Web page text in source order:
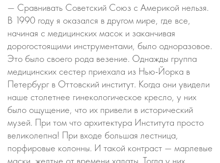
— Сравнивать Советский Союз с Америкой нельзя.
В 1990 году я оказался в другом мире, где все,
начиная с медицинских масок и заканчивая
дорогостоящими инструментами, было одноразовое.
Это было своего рода везение. Однажды группа
медицинских сестер приехала из Нью-Йорка в
Петербург в Оттовский институт. Когда они увидели
наше столетнее гинекологическое кресло, у них
было ощущение, что их привели в исторический
музей. При том что архитектура Института просто
великолепна! При входе большая лестница,
порфировые колонны. И такой контраст — марлевые